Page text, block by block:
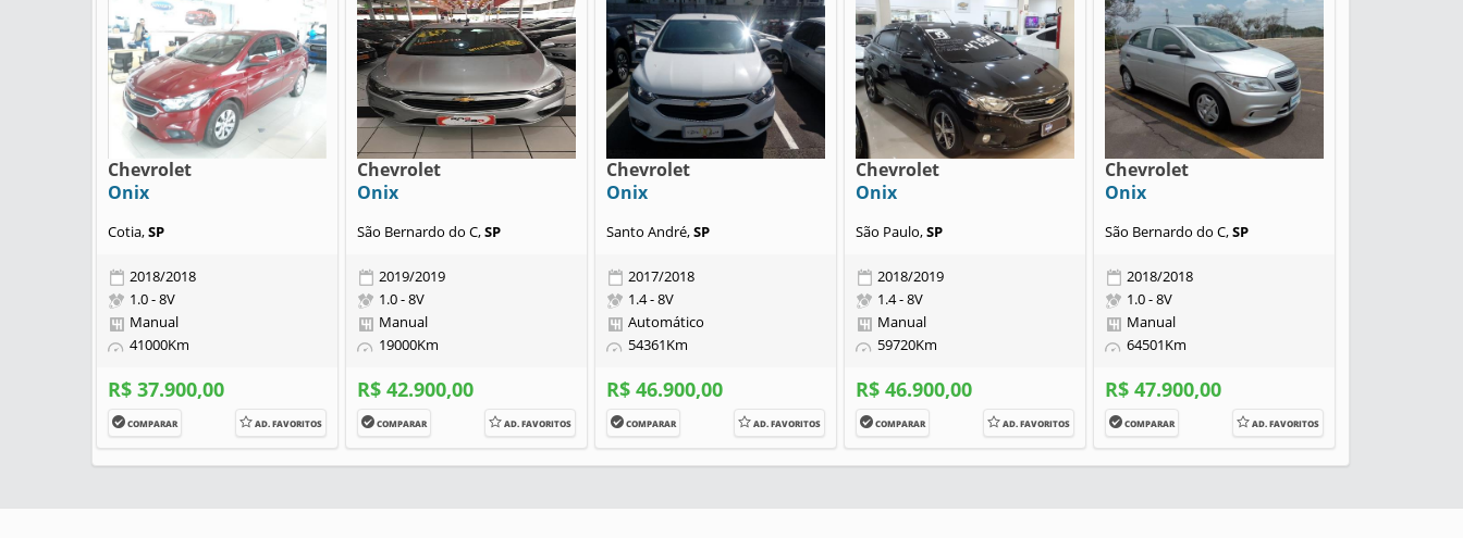
Chevrolet
Onix
Cotia,SP
2018/2018
1.0 - 8V
Manual
41000Km
R$ 37.900,00
COMPARAR AD. FAVORITOS
Chevrolet
Onix
São Bernardo do C,SP
2019/2019
1.0 - 8V
Manual
19000Km
R$ 42.900,00
COMPARAR AD. FAVORITOS
Chevrolet
Onix
Santo André,SP
2017/2018
1.4 - 8V
Automático
54361Km
R$ 46.900,00
COMPARAR AD. FAVORITOS
Chevrolet
Onix
São Paulo,SP
2018/2019
1.4 - 8V
Manual
59720Km
R$ 46.900,00
COMPARAR AD. FAVORITOS
Chevrolet
Onix
São Bernardo do C,SP
2018/2018
1.0 - 8V
Manual
64501Km
R$ 47.900,00
COMPARAR AD. FAVORITOS